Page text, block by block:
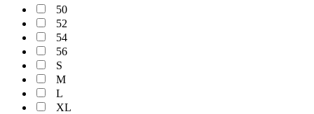
50
52
54
56
S
M
L
XL